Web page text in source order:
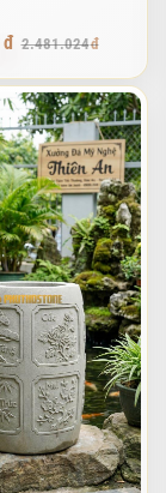
2.481.024